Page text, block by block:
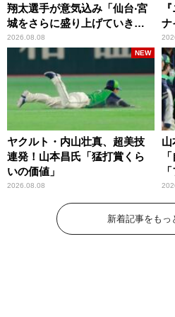
翔太選手が意気込み「仙台‧宮
城をさらに盛り上げていきた
いです」
2026.08.08
ナ
ヤクルト・内山壮真、超美技
連発！山本昌氏「猛打賞くら
いの価値」
2026.08.08
NEW
山
く
新着記事をもっ